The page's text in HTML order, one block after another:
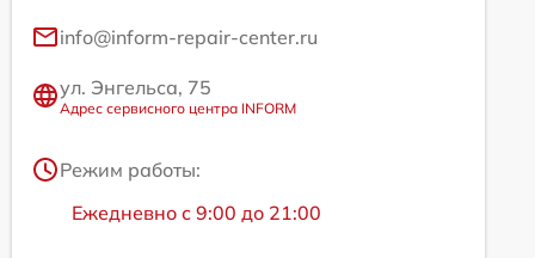
info@inform-repair-center.ru
ул. Энгельса, 75
Адрес сервисного центра INFORM
Режим работы:
Ежедневно с 9:00 до 21:00